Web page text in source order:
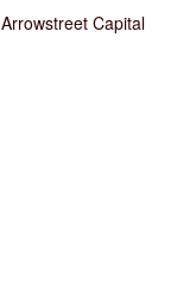
Arrowstreet Capital